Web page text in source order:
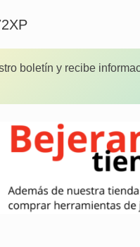
boletín y recibe